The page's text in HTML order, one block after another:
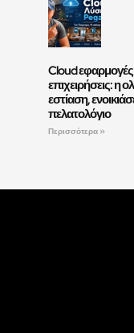
Cloud εφαρμογές
επιχειρήσεις: η
εστίαση,
πελατολόγιο
Περισσότερα »